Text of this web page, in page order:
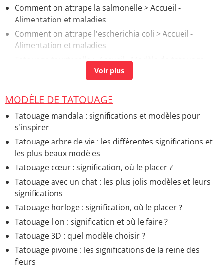
Comment on attrape la salmonelle> Accueil -
Alimentation et maladies
Comment on attrape l'escherichia coli > Accueil -
Alimentation et maladies
Tatouage tourterelle> Accueil - Modèle de tatouage
> Accueil - Modèle de tatouage
MODÈLE DE TATOUAGE
Tatouage mandala : significations et modèles pour
s'inspirer
Tatouage arbre de vie : les différentes significations et
les plus beaux modèles
Tatouage cœur : signification, où le placer ?
Tatouage avec un chat : les plus jolis modèles et leurs
significations
Tatouage horloge : signification, où le placer ?
Tatouage lion : signification et où le faire ?
Tatouage 3D : quel modèle choisir ?
Tatouage pivoine : les significations de la reine des
fleurs